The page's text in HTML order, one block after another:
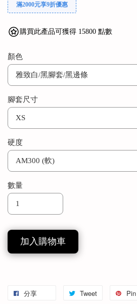
滿2000元享9折優惠
購買此產品可獲得 15800 點數
顏色
腳套尺寸
硬度
數量
加入購物車
分享 Tweet